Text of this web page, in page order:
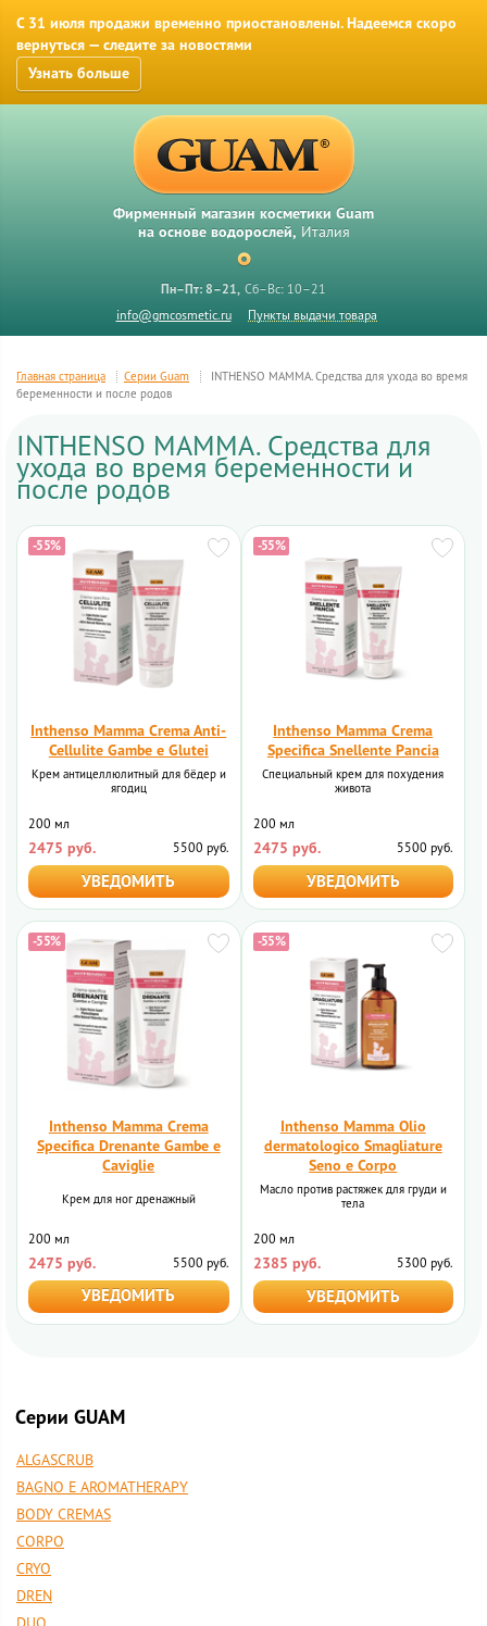
С 31 июля продажи временно приостановлены. Надеемся скоро
вернуться — следите за новостями
Узнать больше
Фирменный магазин косметики Guam
на основе водорослей, Италия
Пн–Пт: 8–21
Сб–Вс: 10–21
info@gmcosmetic.ru
Пункты выдачи товара
Главная страница Серии Guam
INTHENSO MAMMA. Средства для ухода во время
беременности и после родов
INTHENSO MAMMA. Средства для
ухода во время беременности и
после родов
Inthenso Mamma Crema Anti-
Cellulite Gambe e Glutei
Крем антицеллюлитный для бёдер и
ягодиц
-55%
200 мл
2475 руб. 5500 руб.
УВЕДОМИТЬ
Inthenso Mamma Crema
Specifica Snellente Pancia
Специальный крем для похудения
живота
-55%
200 мл
2475 руб. 5500 руб.
УВЕДОМИТЬ
Inthenso Mamma Crema
Specifica Drenante Gambe e
Caviglie
Крем для ног дренажный
-55%
200 мл
2475 руб. 5500 руб.
УВЕДОМИТЬ
Inthenso Mamma Olio
dermatologico Smagliature
Seno e Corpo
Масло против растяжек для груди и
тела
-55%
200 мл
2385 руб. 5300 руб.
УВЕДОМИТЬ
Cерии GUAM
ALGASCRUB
BAGNO E AROMATHERAPY
BODY CREMAS
CORPO
CRYO
DREN